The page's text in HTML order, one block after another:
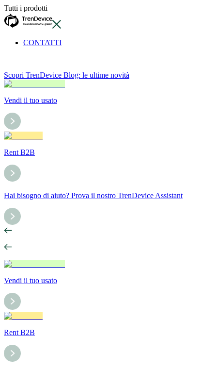
Tutti i prodotti
CONTATTI
Scopri TrenDevice Blog: le ultime novità
Vendi il tuo usato
Rent B2B
Hai bisogno di aiuto? Prova il nostro TrenDevice Assistant
Vendi il tuo usato
Rent B2B